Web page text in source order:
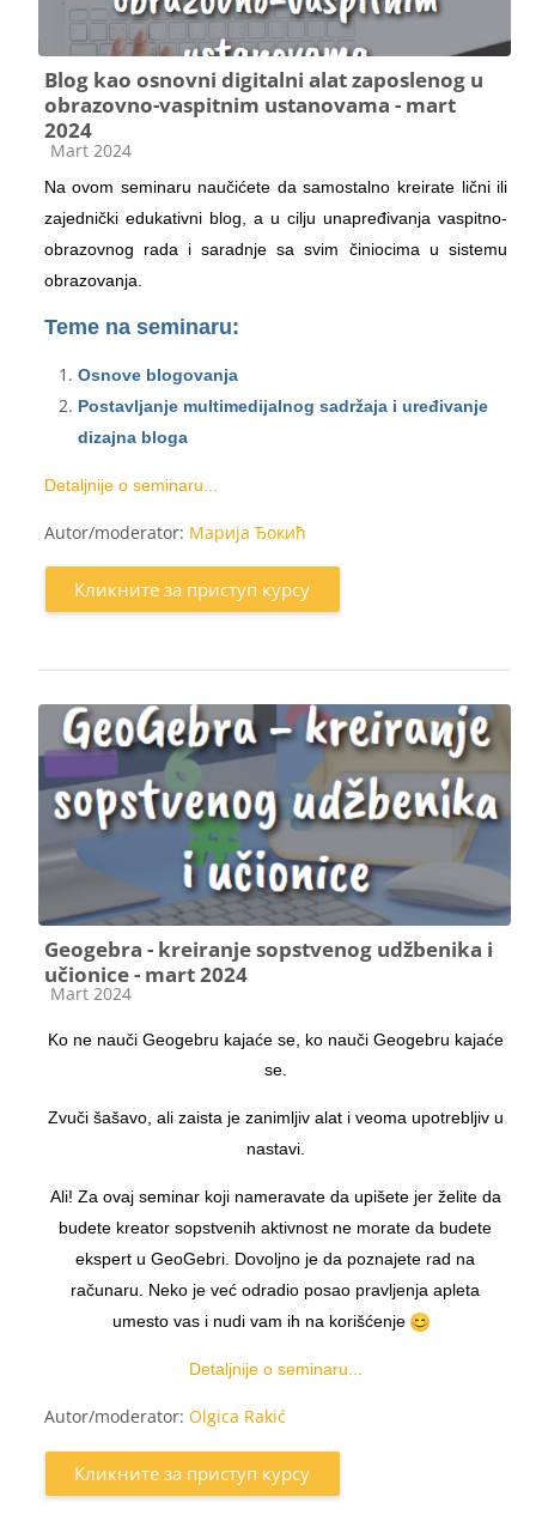
Blog kao osnovni digitalni alat zaposlenog u
obrazovno-vaspitnim ustanovama - mart
2024
Категорија курса
Mart 2024
Na ovom seminaru naučićete da samostalno kreirate lični ili
zajednički edukativni blog, a u cilju unapređivanja vaspitno-
obrazovnog rada i saradnje sa svim činiocima u sistemu
obrazovanja.
Teme na seminaru:
Osnove blogovanja
Postavljanje multimedijalnog sadržaja i uređivanje
dizajna bloga
Detaljnije o seminaru...
Autor/moderator: Марија Ђокић
Кликните за приступ курсу
Geogebra - kreiranje sopstvenog udžbenika i
učionice - mart 2024
Категорија курса
Mart 2024
Ko ne nauči Geogebru kajaće se, ko nauči Geogebru kajaće
se.
Zvuči šašavo, ali zaista je zanimljiv alat i veoma upotrebljiv u
nastavi.
Ali! Za ovaj seminar koji nameravate da upišete jer želite da
budete kreator sopstvenih aktivnost ne morate da budete
ekspert u GeoGebri. Dovoljno je da poznajete rad na
računaru. Neko je već odradio posao pravljenja apleta
umesto vas i nudi vam ih na korišćenje
Detaljnije o seminaru...
Autor/moderator: Olgica Rakić
Кликните за приступ курсу